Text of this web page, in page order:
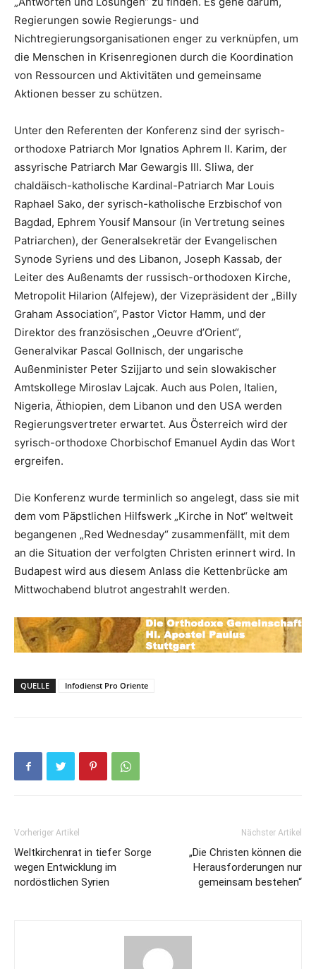
Regierungen sowie Regierungs- und
Nichtregierungsorganisationen enger zu verknüpfen, um
die Menschen in Krisenregionen durch die Koordination
von Ressourcen und Aktivitäten und gemeinsame
Aktionen besser zu schützen.
Unter den Referenten der Konferenz sind der syrisch-
orthodoxe Patriarch Mor Ignatios Aphrem II. Karim, der
assyrische Patriarch Mar Gewargis III. Sliwa, der
chaldäisch-katholische Kardinal-Patriarch Mar Louis
Raphael Sako, der syrisch-katholische Erzbischof von
Bagdad, Ephrem Yousif Mansour (in Vertretung seines
Patriarchen), der Generalsekretär der Evangelischen
Synode Syriens und des Libanon, Joseph Kassab, der
Leiter des Außenamts der russisch-orthodoxen Kirche,
Metropolit Hilarion (Alfejew), der Vizepräsident der „Billy
Graham Association“, Pastor Victor Hamm, und der
Direktor des französischen „Oeuvre d’Orient“,
Generalvikar Pascal Gollnisch, der ungarische
Außenminister Peter Szijjarto und sein slowakischer
Amtskollege Miroslav Lajcak. Auch aus Polen, Italien,
Nigeria, Äthiopien, dem Libanon und den USA werden
Regierungsvertreter erwartet. Aus Österreich wird der
syrisch-orthodoxe Chorbischof Emanuel Aydin das Wort
ergreifen.
Die Konferenz wurde terminlich so angelegt, dass sie mit
dem vom Päpstlichen Hilfswerk „Kirche in Not“ weltweit
begangenen „Red Wednesday“ zusammenfällt, mit dem
an die Situation der verfolgten Christen erinnert wird. In
Budapest wird aus diesem Anlass die Kettenbrücke am
Mittwochabend blutrot angestrahlt werden.
QUELLE Infodienst Pro Oriente
Vorheriger Artikel
Weltkirchenrat in tiefer Sorge
wegen Entwicklung im
nordöstlichen Syrien
Nächster Artikel
„Die Christen können die
Herausforderungen nur
gemeinsam bestehen“